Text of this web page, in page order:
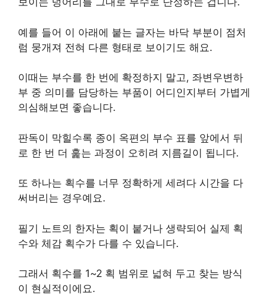
예를 들어 이 아래에 붙는 글자는 바닥 부분이 점처
럼 뭉개져 전혀 다른 형태로 보이기도 해요.
이때는 부수를 한 번에 확정하지 말고, 좌변우변하
부 중 의미를 담당하는 부품이 어디인지부터 가볍게
의심해보면 좋습니다.
판독이 막힐수록 종이 옥편의 부수 표를 앞에서 뒤
로 한 번 더 훑는 과정이 오히려 지름길이 됩니다.
또 하나는 획수를 너무 정확하게 세려다 시간을 다
써버리는 경우예요.
필기 노트의 한자는 획이 붙거나 생략되어 실제 획
수와 체감 획수가 다를 수 있습니다.
그래서 획수를 1~2 획 범위로 넓혀 두고 찾는 방식
이 현실적이에요.